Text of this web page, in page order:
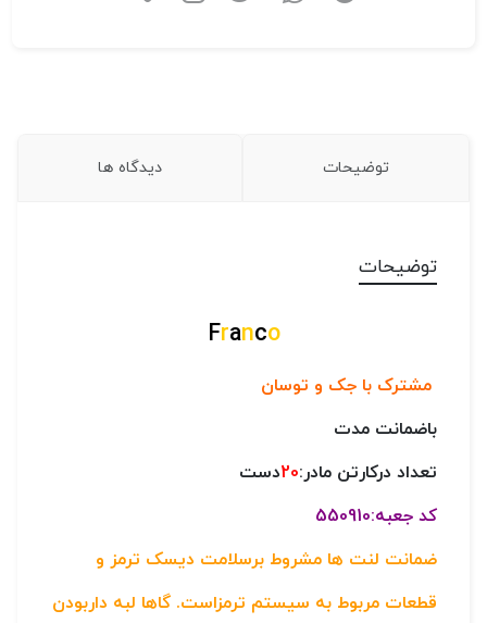
توضیحات دیدگاه ها
توضیحات
Franco
مشترک با جک و توسان
باضمانت مدت
تعداد درکارتن مادر:20دست
کد جعبه:550910
ضمانت لنت ها مشروط برسلامت دیسک ترمز و
قطعات مربوط به سیستم ترمزاست. گاها لبه داربودن